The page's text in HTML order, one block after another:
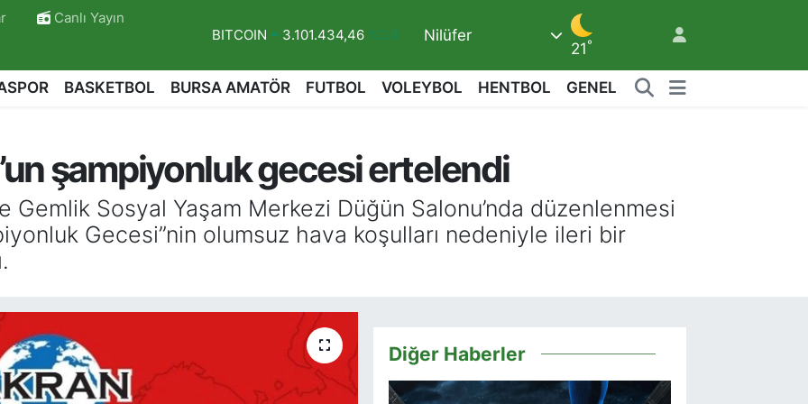
Canlı Yayın
DOLAR 47,7436 %0.18
EURO
55,2510 %0.32
BİST100
13.779 %-14
BITCOIN
3.101.434,46 %0.87
Nilüfer
21°
BASKETBOL BURSA AMATÖR FUTBOL VOLEYBOL HENTBOL GENEL
şampiyonluk gecesi ertelendi
Gemlik Sosyal Yaşam Merkezi Düğün Salonu’nda düzenlenmesi
Gecesi”nin olumsuz hava koşulları nedeniyle ileri bir
Diğer Haberler